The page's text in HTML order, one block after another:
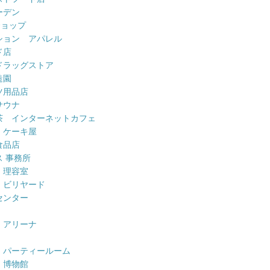
デン
ップ
ョン アパレル
店
ッグストア
用品店
ナ
インターネットカフェ
ーキ屋
品店
事務所
容室
リヤード
ンター
リーナ
ーティールーム
物館